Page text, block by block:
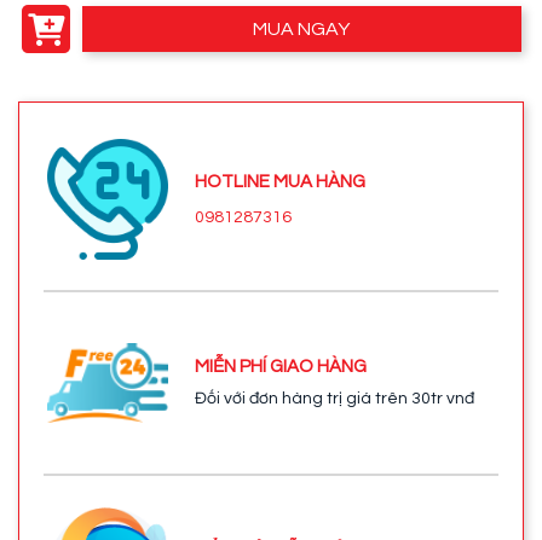
MUA NGAY
HOTLINE MUA HÀNG
0981287316
MIỄN PHÍ GIAO HÀNG
Đối với đơn hàng trị giá trên 30tr vnđ